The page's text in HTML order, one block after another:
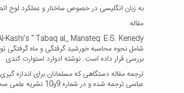
به زبان انگلیسی در خصوص ساختار و عملکرد لوح
مقاله:
شامل نحوه محاسبه خورشید گرفتگی و ماه گرفتگی
بررسی قرار داده است. نوشته ادوارد استوارت کندی
ترجمه مقاله دستگاهی که مسلمانان برای اندازه
عباسی ترجمه شده و در شماره 9و10 نشریه علمی سخن در دی ماه 1342 منتشر گردیده است.